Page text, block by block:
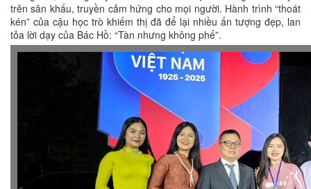
trên sân khấu, truyền cảm hứng cho mọi người. Hành trình “thoát
kén” của cậu học trò khiếm thị đã để lại nhiều ấn tượng đẹp, lan
tỏa lời dạy của Bác Hồ: “Tàn nhưng không phế”.